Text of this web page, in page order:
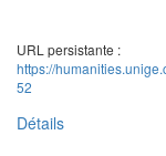
URL persistante :
https://
52
Détails